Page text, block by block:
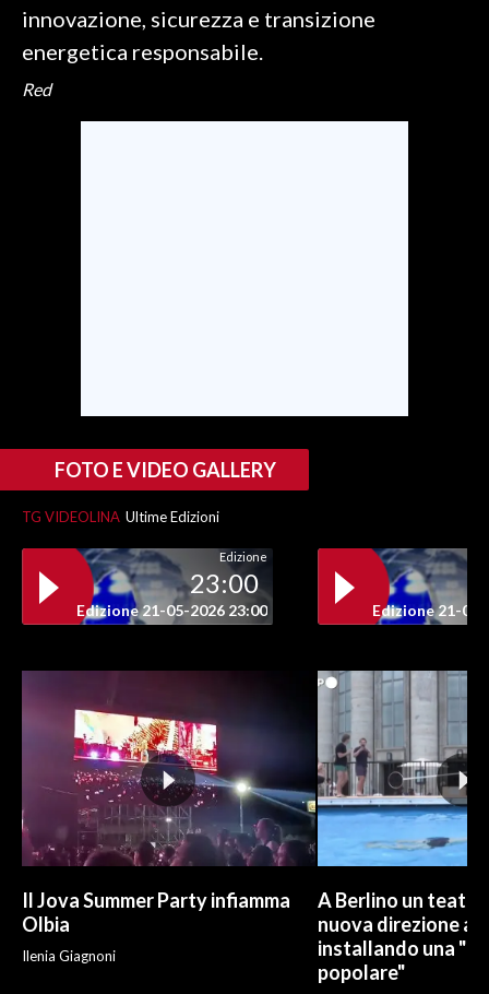
innovazione, sicurezza e transizione
energetica responsabile.
Red
FOTO E VIDEO GALLERY
TG VIDEOLINA Ultime Edizioni
Edizione
23:00
Edizione 21-05-2026 23:00 Edizione 21-05-
Il Jova Summer Party infiamma
Olbia
Ilenia Giagnoni
A Berlino un
nuova direzione
installando una
popolare"